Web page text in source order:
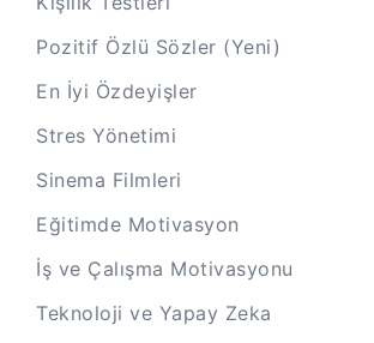
Pozitif Özlü Sözler (Yeni)
En İyi Özdeyişler
Stres Yönetimi
Sinema Filmleri
Eğitimde Motivasyon
İş ve Çalışma Motivasyonu
Teknoloji ve Yapay Zeka